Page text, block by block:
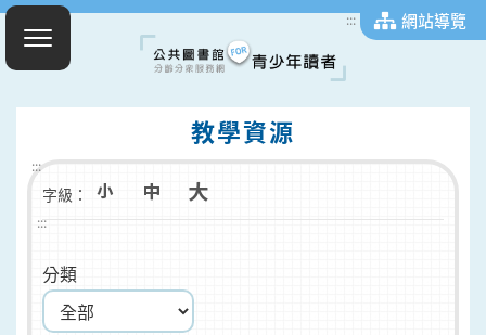
::: 網站導覽
教學資源
:::
字級：
:::
分類